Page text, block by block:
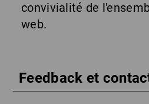
convivialité de
web.
Feedback et